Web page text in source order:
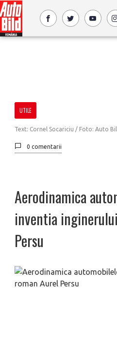
UTILE
Text: Cornel Socariciu / Foto: Auto
0 comentarii
Aerodinamica
inventia
Persu